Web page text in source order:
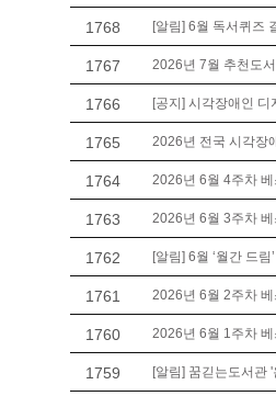
1768 [알림] 6월 독서퀴즈
1767 2026년 7월 추천도서
1766 [공지] 시각장애인 디
1765 2026년 전국 시각장
1764 2026년 6월 4주차
1763 2026년 6월 3주차
1762 [알림] 6월 ‘월간 드
1761 2026년 6월 2주차
1760 2026년 6월 1주차
1759 [알림] 꿈긷는도서관